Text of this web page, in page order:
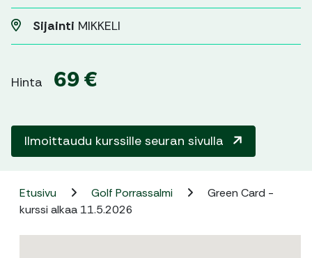
Sijainti MIKKELI
Hinta 69 €
Ilmoittaudu kurssille seuran sivulla
Etusivu Golf Porrassalmi
Green Card -
kurssi alkaa 11.5.2026